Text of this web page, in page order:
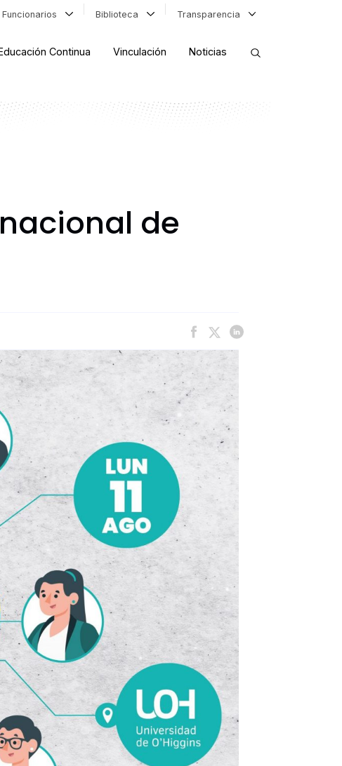
Funcionarios Biblioteca Transparencia
Continua Vinculación Noticias
de